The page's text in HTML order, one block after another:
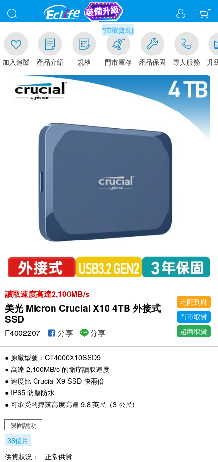
入追蹤 產品介紹 規格
滿千元門市取貨現折1%(部分商品不適用)-請點我看
門市庫存 產品保固 專人服務 升
讀取速度高達2,100MB/s
美光 Micron Crucial X10 4TB 外接式
SSD
宅配到府
門市取貨
超商取貨
F4002207 分享 分享
● 原廠型號：CT4000X10SSD9
● 高達 2,100MB/s 的循序讀取速度
● 速度比 Crucial X9 SSD 快兩倍
● IP65 防塵防水
● 可承受的摔落高度高達 9.8 英尺（3 公尺)
保固說明
36個月
供貨狀況：
正常供貨